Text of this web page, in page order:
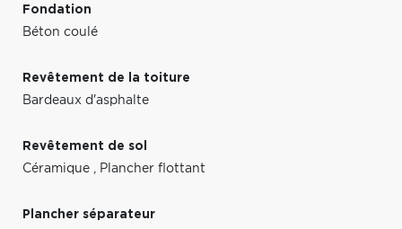
Fondation
Béton coulé
Revêtement de la toiture
Bardeaux d'asphalte
Revêtement de sol
Céramique , Plancher flottant
Plancher séparateur